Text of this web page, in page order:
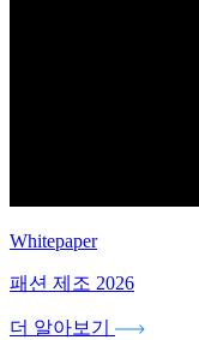
Whitepaper
패션 제조 2026
더 알아보기